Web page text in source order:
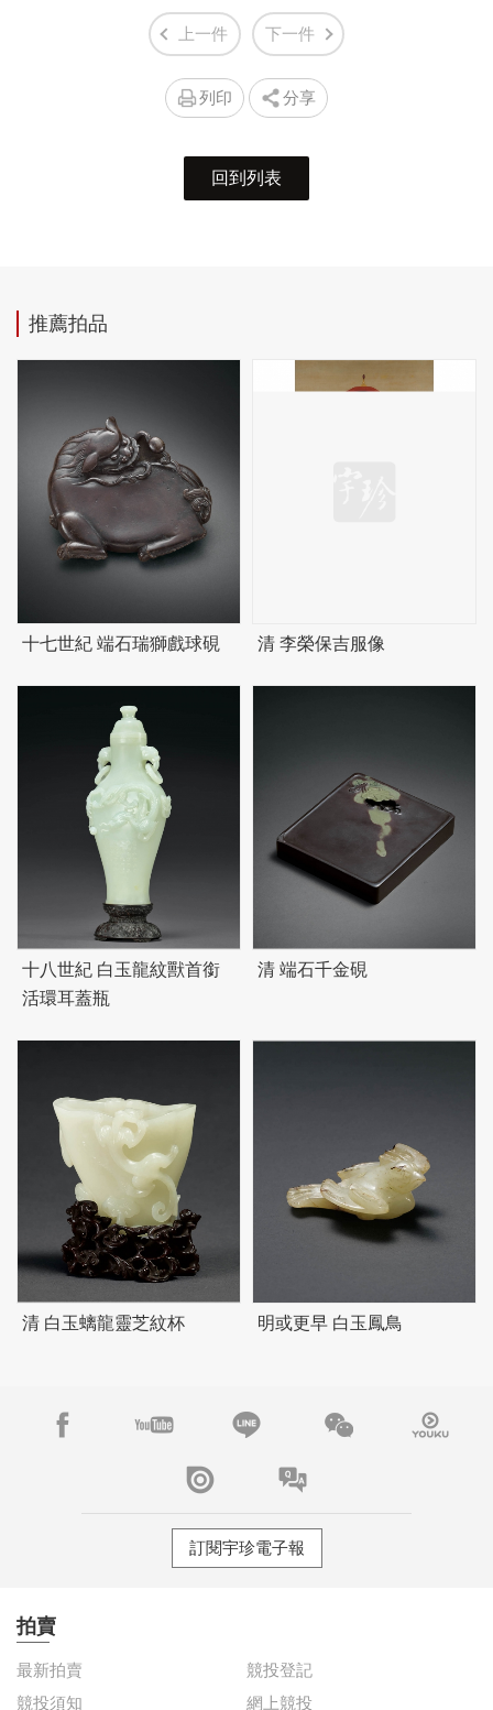
上一件 下一件
列印 分享
回到列表
推薦拍品
十七世紀 端石瑞獅戲球硯 清 李榮保吉服像
十八世紀 白玉龍紋獸首銜
活環耳蓋瓶
清 端石千金硯
清 白玉螭龍靈芝紋杯 明或更早 白玉鳳鳥
訂閱宇珍電子報
拍賣
最新拍賣
競投登記
競投須知
網上競投